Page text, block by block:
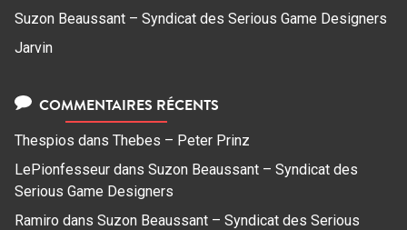
Suzon Beaussant – Syndicat des Serious Game Designers
Jarvin
COMMENTAIRES RÉCENTS
Thespios dans Thebes – Peter Prinz
LePionfesseur dans Suzon Beaussant – Syndicat des
Serious Game Designers
Ramiro dans Suzon Beaussant – Syndicat des Serious